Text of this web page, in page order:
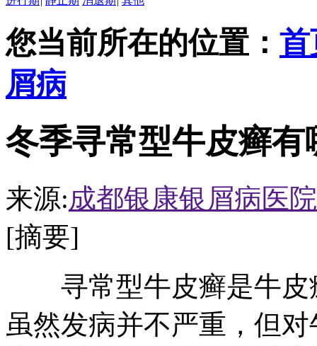
您当前所在的位置： 首
屑病
冬季寻常型牛皮癣有
来源:成都银康银屑病医院
[摘要]
寻常型牛皮癣是牛皮
虽然发病并不严重，但